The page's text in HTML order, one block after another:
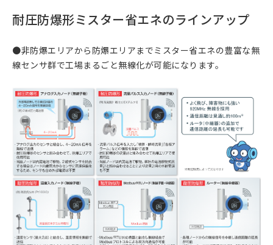
耐圧防爆形ミスター省エネのラインアップ
●非防爆エリアから防爆エリアまでミスター省エネの豊富な無
線センサ群で工場まるごと無線化が可能になります。